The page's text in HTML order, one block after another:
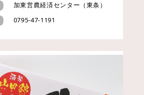
加東営農経済センター（東条）
0795-47-1191